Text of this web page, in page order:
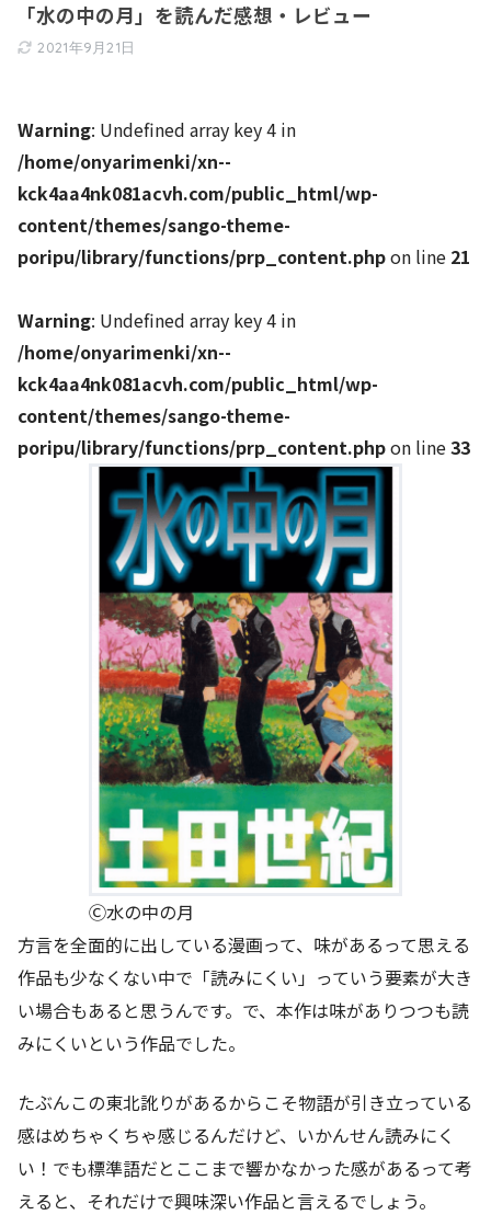
「水の中の月」を読んだ感想・レビュー
2021年9月21日
Warning: Undefined array key 4 in
/home/onyarimenki/xn--
kck4aa4nk081acvh.com/public_html/wp-
content/themes/sango-theme-
poripu/library/functions/prp_content.phpon line 21
Warning: Undefined array key 4 in
/home/onyarimenki/xn--
kck4aa4nk081acvh.com/public_html/wp-
content/themes/sango-theme-
poripu/library/functions/prp_content.phpon line33
Ⓒ水の中の月
方言を全面的に出している漫画って、味があるって思える
作品も少なくない中で「読みにくい」っていう要素が大き
い場合もあると思うんです。で、本作は味がありつつも読
みにくいという作品でした。
たぶんこの東北訛りがあるからこそ物語が引き立っている
感はめちゃくちゃ感じるんだけど、いかんせん読みにく
い！でも標準語だとここまで響かなかった感があるって考
えると、それだけで興味深い作品と言えるでしょう。